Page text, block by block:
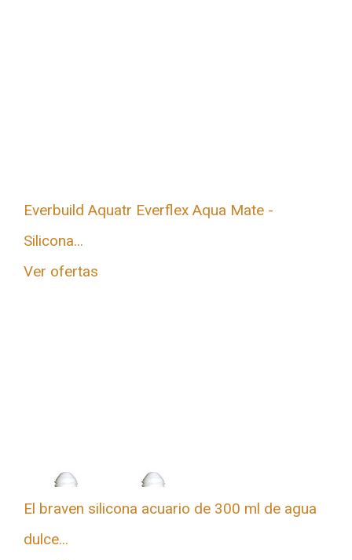
Everbuild Aquatr Everflex Aqua Mate -
Silicona...
Ver ofertas
El braven silicona acuario de 300 ml de agua
dulce...